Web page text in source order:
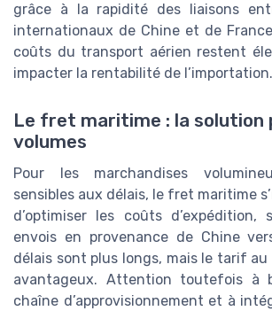
grâce à la rapidité des liaisons
internationaux de Chine et de
coûts du transport aérien restent
impacter la rentabilité de l’importation.
Le fret maritime : la solution
volumes
Pour les marchandises
sensibles aux délais, le fret maritime
d’optimiser les coûts
envois en provenance de Chine
délais sont plus longs, mais le tarif
avantageux. Attention toutefois à
chaîne d’approvisionnement et à